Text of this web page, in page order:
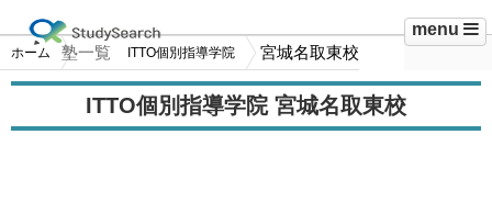
menu
ホーム 塾一覧 ITTO個別指導学院 宮城名取東校
ITTO個別指導学院 宮城名取東校